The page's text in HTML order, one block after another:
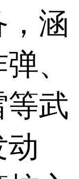
涵
、
等武